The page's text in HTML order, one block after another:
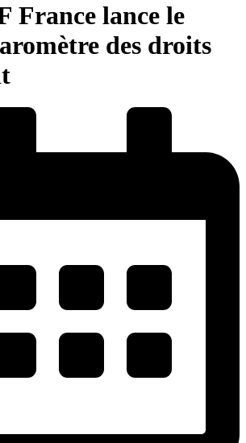
France lance le
des droits